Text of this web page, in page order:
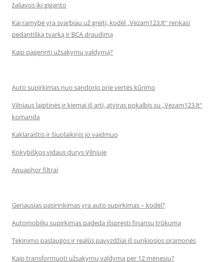
žaliavos iki giganto
Kai ramybė yra svarbiau už greitį, kodėl „Vezam123.lt“ renkasi
pedantišką tvarką ir BCA draudimą
Kaip pagerinti užsakymų valdymą?
Auto supirkimas nuo sandorio prie vertės kūrimo
Vilniaus laiptinės ir kiemai iš arti, atviras pokalbis su „Vezam123.lt“
komanda
Kaklaraištis ir šiuolaikinis jo vaidmuo
Kokybiškos vidaus durys Vilniuje
Aquaphor filtrai
Geriausias pasirinkimas yra auto supirkimas – kodėl?
Automobilių supirkimas padeda išspręsti finansų trūkumą
Tekinimo paslaugos ir realūs pavyzdžiai iš sunkiosios pramonės
Kaip transformuoti užsakymų valdymą per 12 mėnesių?